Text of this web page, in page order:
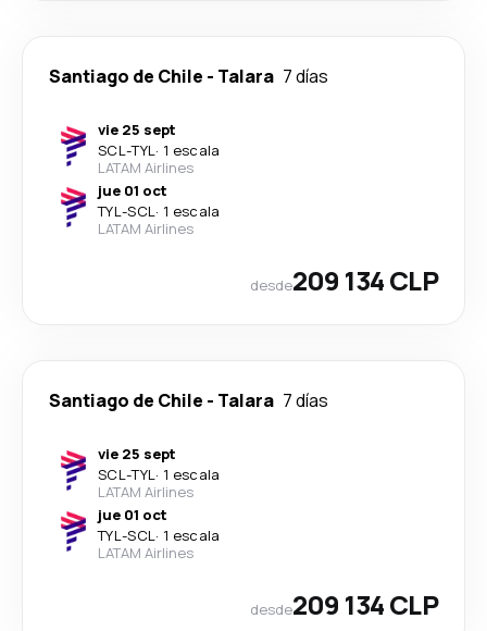
Santiago de Chile - Talara 7 días
vie 25 sept
SCL-TYL· 1 escala
LATAM Airlines
jue 01 oct
TYL-SCL· 1 escala
LATAM Airlines
desde209 134 CLP
Santiago de Chile - Talara 7 días
vie 25 sept
SCL-TYL· 1 escala
LATAM Airlines
jue 01 oct
TYL-SCL· 1 escala
LATAM Airlines
desde209 134 CLP